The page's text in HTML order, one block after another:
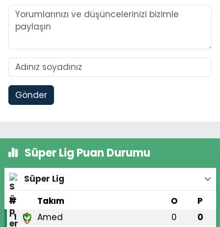
Gönder
Süper Lig Puan Durumu
Süper Lig
#
Takım O P
1 Amed 0 0